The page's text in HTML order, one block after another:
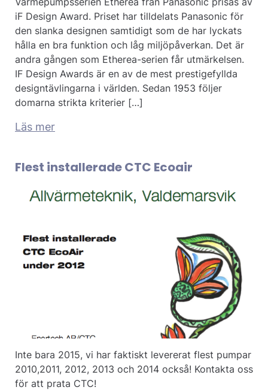
iF Design Award. Priset har tilldelats Panasonic för
den slanka designen samtidigt som de har lyckats
hålla en bra funktion och låg miljöpåverkan. Det är
andra gången som Etherea-serien får utmärkelsen.
IF Design Awards är en av de mest prestigefyllda
designtävlingarna i världen. Sedan 1953 följer
domarna strikta kriterier […]
Läs mer
Flest installerade CTC Ecoair
Inte bara 2015, vi har faktiskt levererat flest pumpar
2010,2011, 2012, 2013 och 2014 också! Kontakta oss
för att prata CTC!